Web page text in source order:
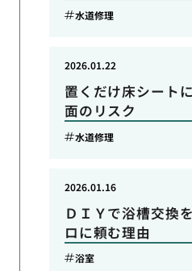
水道修理
置くだけ床シート
面のリスク
2026.01.22
水道修理
ＤＩＹで浴槽交換
ロに頼む理由
2026.01.16
浴室